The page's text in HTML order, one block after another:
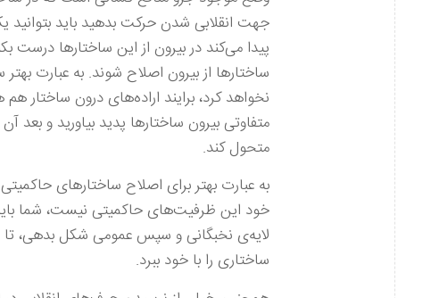
جهت انقلابی شدن حرکت بدهید باید
پیدا می‌کند در بیرون از این ساختارها درست
ساختارها از بیرون اصلاح شوند. به عبارت
نخواهد کرد، برایند اراده‌های درون
متفاوتی بیرون ساختارها پدید بیاورید و
متحول کند.
به عبارت بهتر برای اصلاح ساختارهای
خود این ظرفیت‌های حاکمیتی نیست، شما باید
لایه‌ی نخبگانی و سپس عمومی شکل بدهی،
ساختاری را با خود ببرد.